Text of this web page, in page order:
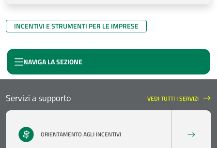
INCENTIVI E STRUMENTI PER LE IMPRESE
NAVIGA LA SEZIONE
Servizi a supporto VEDI TUTTI I SERVIZI
SERVIZI A SUPPORTO
ORIENTAMENTO AGLI INCENTIVI